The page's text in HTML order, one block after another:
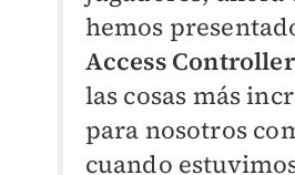
hemos
Access Controller
las cosas más
para nosotros
cuando